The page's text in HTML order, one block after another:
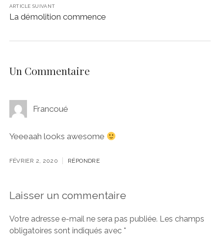
ARTICLE SUIVANT
La démolition commence
Un Commentaire
Francoué
Yeeeaah looks awesome
FÉVRIER 2, 2020 RÉPONDRE
Laisser un commentaire
Votre adresse e-mail ne sera pas publiée. Les champs
obligatoires sont indiqués avec *